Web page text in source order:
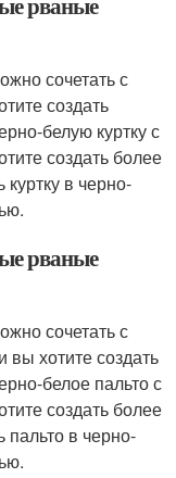
сочетать с
создать
белую куртку с
создать более
в черно-
рваные
сочетать с
вы хотите создать
белое пальто с
создать более
в черно-